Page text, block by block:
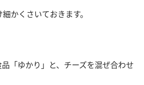
かくさいておきます。
「ゆかり」と、チーズを混ぜ合わせ